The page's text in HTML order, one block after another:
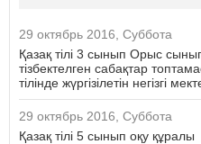
29 октябрь 2016, Суббота
Қазақ тілі 3 сынып Орыс
тізбектелген сабақтар
тілінде жүргізілетін негізгі
29 октябрь 2016, Суббота
Қазақ тілі 5 сынып оқу құралы